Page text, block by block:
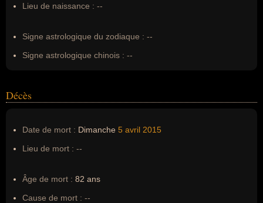
Lieu de naissance : --
Signe astrologique du zodiaque : --
Signe astrologique chinois : --
Décès
Date de mort : Dimanche 5 avril 2015
Lieu de mort : --
Âge de mort : 82 ans
Cause de mort : --